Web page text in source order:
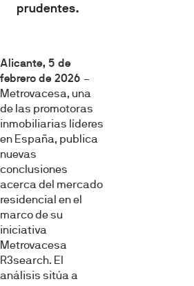
prudentes.
Alicante, 5 de
febrero de 2026 –
Metrovacesa, una
de las promotoras
inmobiliarias líderes
en España, publica
nuevas
conclusiones
acerca del mercado
residencial en el
marco de su
iniciativa
Metrovacesa
R3search. El
análisis sitúa a